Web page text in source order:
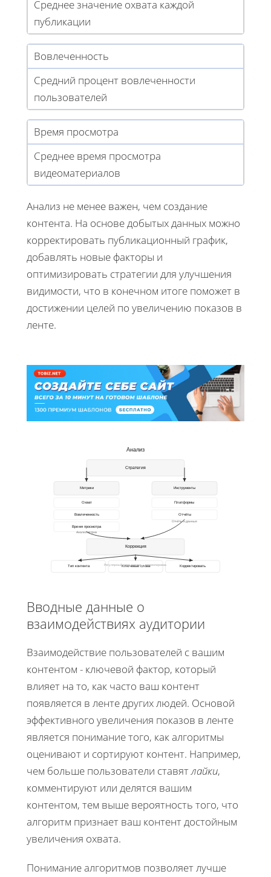
Среднее значение охвата каждой
публикации
Вовлеченность
Средний процент вовлеченности
пользователей
Время просмотра
Среднее время просмотра
видеоматериалов
Анализ не менее важен, чем создание
контента. На основе добытых данных можно
корректировать публикационный график,
добавлять новые факторы и
оптимизировать стратегии для улучшения
видимости, что в конечном итоге поможет в
достижении целей по увеличению показов в
ленте.
Анализ
Стратегия
Метрики
Охват
Вовлеченность
Время просмотра
Инструменты
Платформы
Отчёты
Коррекция
Тип контента Ключевые слова Корректировать
Анализ метрик
Отчёты и данные
Регулярный цикл: анализ → корректировка
Вводные данные о
взаимодействиях аудитории
Взаимодействие пользователей с вашим
контентом - ключевой фактор, который
влияет на то, как часто ваш контент
появляется в ленте других людей. Основой
эффективного увеличения показов в ленте
является понимание того, как алгоритмы
оценивают и сортируют контент. Например,
чем больше пользователи ставятлайки,
комментируют или делятся вашим
контентом, тем выше вероятность того, что
алгоритм признает ваш контент достойным
увеличения охвата.
Понимание алгоритмов позволяет лучше